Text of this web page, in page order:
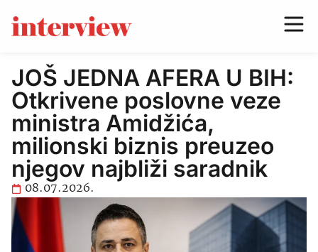
JOŠ JEDNA AFERA U BIH:
Otkrivene poslovne veze
ministra Amidžića,
milionski biznis preuzeo
njegov najbliži saradnik
08.07.2026.